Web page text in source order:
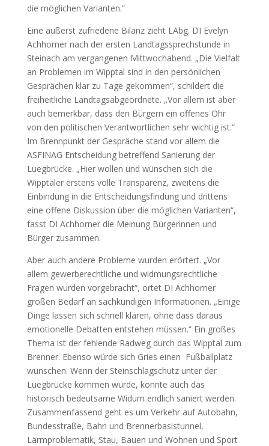
die möglichen Varianten.“
Eine äußerst zufriedene Bilanz zieht LAbg. DI Evelyn
Achhorner nach der ersten Landtagssprechstunde in
Steinach am vergangenen Mittwochabend. „Die Vielfalt
an Problemen im Wipptal sind in den persönlichen
Gesprächen klar zu Tage gekommen“, schildert die
freiheitliche Landtagsabgeordnete. „Vor allem ist aber
auch bemerkbar, dass den Bürgern ein offenes Ohr
von den politischen Verantwortlichen sehr wichtig ist.“
Im Brennpunkt der Gespräche stand vor allem die
ASFINAG Entscheidung betreffend Sanierung der
Luegbrücke. „Hier wollen und wünschen sich die
Wipptaler erstens volle Transparenz, zweitens die
Einbindung in die Entscheidungsfindung und drittens
eine offene Diskussion über die möglichen Varianten“,
fasst DI Achhorner die Meinung Bürgerinnen und
Bürger zusammen.
Aber auch andere Probleme wurden erörtert. „Vor
allem gewerberechtliche und widmungsrechtliche
Fragen wurden vorgebracht“, ortet DI Achhorner
großen Bedarf an sachkundigen Informationen. „Einige
Dinge lassen sich schnell klären, ohne dass daraus
emotionelle Debatten entstehen müssen.“ Ein großes
Thema ist der fehlende Radweg durch das Wipptal zum
Brenner. Ebenso würde sich Gries einen Fußballplatz
wünschen. Wenn der Steinschlagschutz unter der
Luegbrücke kommen würde, könnte auch das
historisch bedeutsame Widum endlich saniert werden.
Zusammenfassend geht es um Verkehr auf Autobahn,
Bundesstraße, Bahn und Brennerbasistunnel,
Lärmproblematik, Stau, Bauen und Wohnen und Sport